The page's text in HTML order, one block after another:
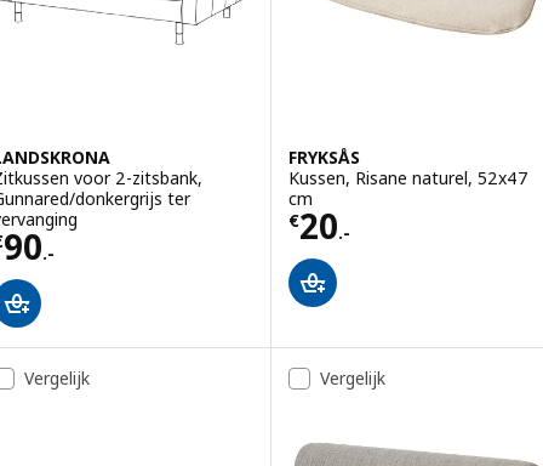
voor 2-zitsbank,
donkergrijs ter
90.- € 90.-
FRYKSÅS
Kussen, Risane naturel, 52x47
cm
€20.-
Prijs € 20.-
Vergelijk Vergelijk